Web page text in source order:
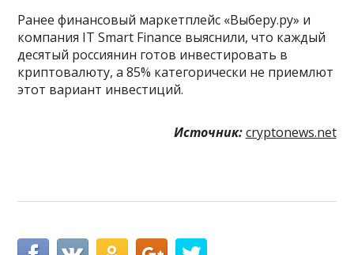
Ранее финансовый маркетплейс «Выберу.ру» и
компания IT Smart Finance выяснили, что каждый
десятый россиянин готов инвестировать в
криптовалюту, а 85% категорически не приемлют
этот вариант инвестиций.
Источник: cryptonews.net